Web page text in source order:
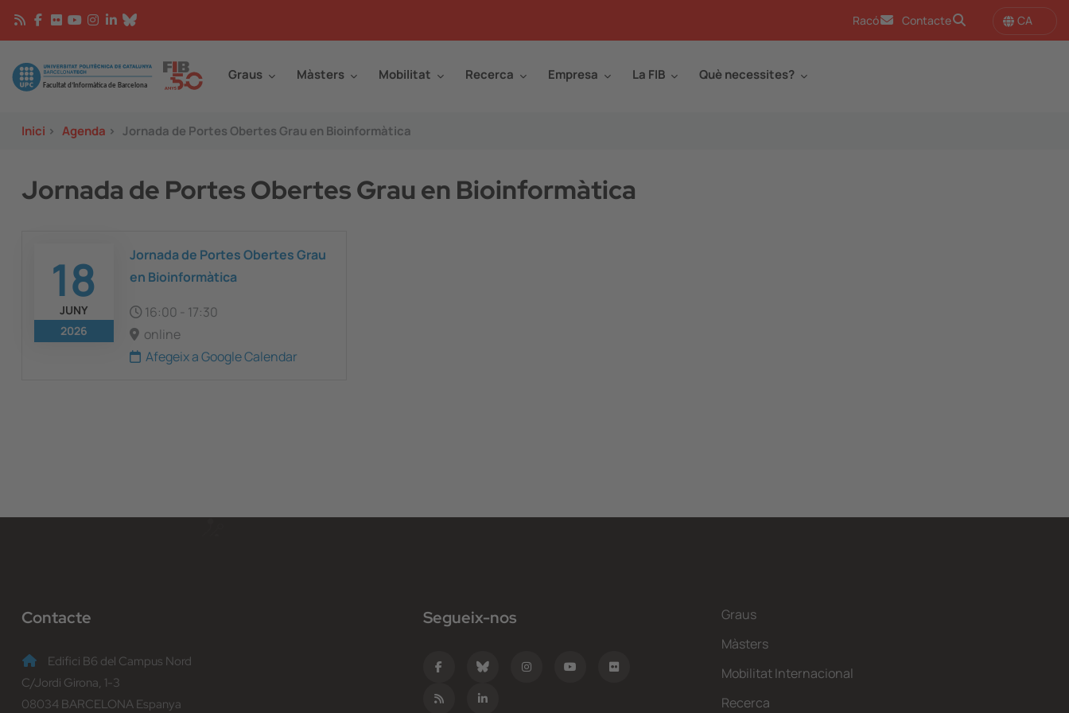
Vés al contingut
Racó Contacte CA
Image Graus Màsters Mobilitat Recerca Empresa La FIB Què necessites?
Inici > Agenda > Jornada de Portes Obertes Grau en Bioinformàtica
Jornada de Portes Obertes Grau en Bioinformàtica
18
JUNY
2026
Jornada de Portes Obertes Grau
en Bioinformàtica
16:00
17:30
online
Afegeix a Google Calendar
Contacte
Edifici B6 del Campus Nord
C/Jordi Girona, 1-3
08034 BARCELONA Espanya
Segueix-nos
Graus
Màsters
Mobilitat Internacional
Recerca